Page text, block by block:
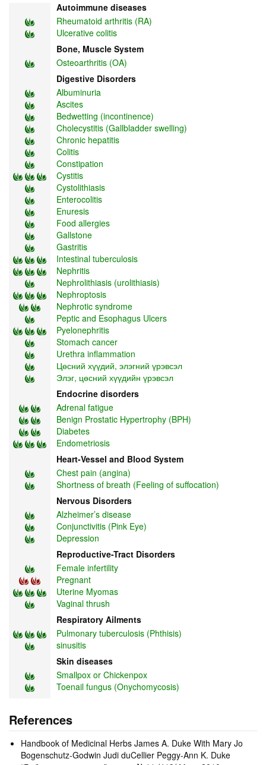
Autoimmune diseases
Rheumatoid arthritis (RA)
Ulcerative colitis
Bone, Muscle System
Osteoarthritis (OA)
Digestive Disorders
Albuminuria
Ascites
Bedwetting (incontinence)
Cholecystitis (Gallbladder swelling)
Chronic hepatitis
Colitis
Constipation
Cystitis
Cystolithiasis
Enterocolitis
Enuresis
Food allergies
Gallstone
Gastritis
Intestinal tuberculosis
Nephritis
Nephrolithiasis (urolithiasis)
Nephroptosis
Nephrotic syndrome
Peptic and Esophagus Ulcers
Pyelonephritis
Stomach cancer
Urethra inflammation
Цөсний хүүдий, элэгний үрэвсэл
Элэг, цөсний хүүдийн үрэвсэл
Endocrine disorders
Adrenal fatigue
Benign Prostatic Hypertrophy (BPH)
Diabetes
Endometriosis
Heart-Vessel and Blood System
Chest pain (angina)
Shortness of breath (Feeling of suffocation)
Nervous Disorders
Alzheimer’s disease
Conjunctivitis (Pink Eye)
Depression
Reproductive-Tract Disorders
Female infertility
Pregnant
Uterine Myomas
Vaginal thrush
Respiratory Ailments
Pulmonary tuberculosis (Phthisis)
sinusitis
Skin diseases
Smallpox or Chickenpox
Toenail fungus (Onychomycosis)
References
Handbook of Medicinal Herbs James A. Duke With Mary Jo
Bogenschutz-Godwin Judi duCellier Peggy-Ann K. Duke